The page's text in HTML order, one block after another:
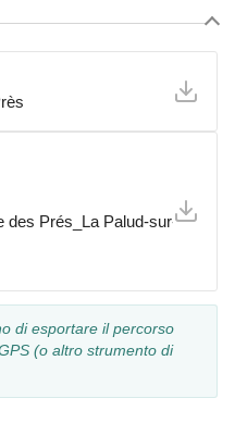
des Prés_La Palud-sur-Verdon
di esportare il percorso
(o altro strumento di